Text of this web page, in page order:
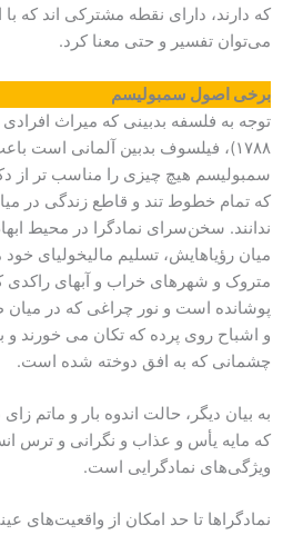
که دارند، دارای نقطه مشترکی اند که با
می‌توان تفسیر و حتی معنا کرد.
برخی اصول سمبولیسم
۱۷۸۸)، فیلسوف بدبین آلمانی است
سمبولیسم هیچ چیزی را مناسب تر از
که تمام خطوط تند و قاطع زندگی در
ندانند. سخن‌سرای نمادگرا در محیط
میان رؤیاهایش، تسلیم مالیخولیای
متروک و شهرهای خراب و آبهای راکدی
پوشانده است و نور چراغی که در
و اشباح روی پرده که تکان می خورند
چشمانی که به افق دوخته شده است.
به بیان دیگر، حالت اندوه بار و ماتم
که مایه یأس و عذاب و نگرانی و ترس
ویژگی‌های نمادگرایی است.
نمادگرا‌ها تا حد امکان از واقعیت‌های